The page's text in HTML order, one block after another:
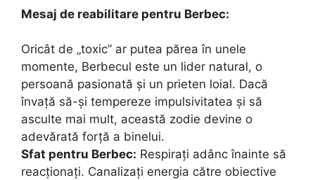
Mesaj de reabilitare pentru Berbec:
Oricât de „toxic” ar putea părea în unele
momente, Berbecul este un lider natural, o
persoană pasionată și un prieten loial. Dacă
învață să-și tempereze impulsivitatea și să
asculte mai mult, această zodie devine o
adevărată forță a binelui.
Sfat pentru Berbec: Respirați adânc înainte să
reacționați. Canalizați energia către obiective